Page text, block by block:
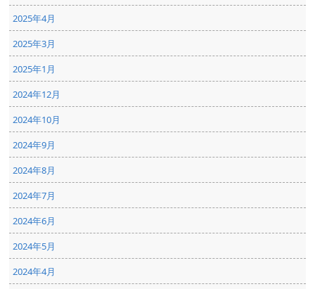
2025年4月
2025年3月
2025年1月
2024年12月
2024年10月
2024年9月
2024年8月
2024年7月
2024年6月
2024年5月
2024年4月